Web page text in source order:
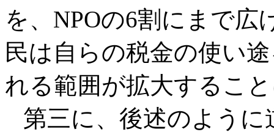
を、NPOの6割にまで
民は自らの税金の使い
れる範囲が拡大するこ
第三に、後述のように